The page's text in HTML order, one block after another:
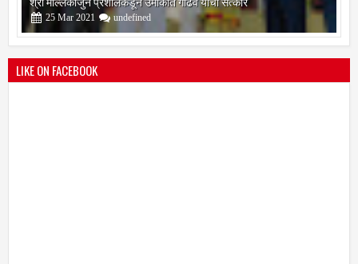
श्री मल्लिकार्जुन प्रशालेकडून उमाकांत गाढवे यांचा सत्कार
LIKE ON FACEBOOK